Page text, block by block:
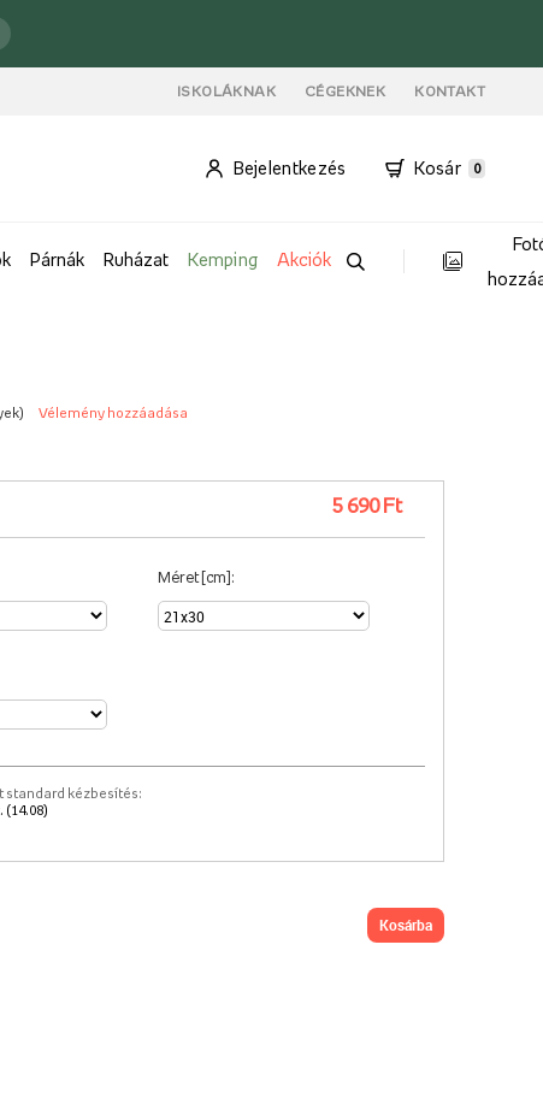
ISKOLÁKNAK CÉGEKNEK KONTAKT
Bejelentkezés Kosár 0
Párnák Ruházat Kemping Akciók
) Vélemény hozzáadása
5 690 Ft
Méret [cm]:
standard kézbesítés:
(14.08)
kosárba